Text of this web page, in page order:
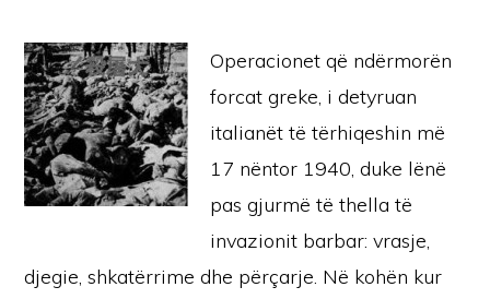
Operacionet që ndërmorën
forcat greke, i detyruan
italianët të tërhiqeshin më
17 nëntor 1940, duke lënë
pas gjurmë të thella të
invazionit barbar: vrasje,
djegie, shkatërrime dhe përçarje. Në kohën kur